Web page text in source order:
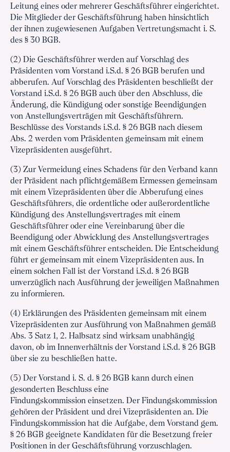
Leitung eines oder mehrerer Geschäftsführer eingerichtet.
Die Mitglieder der Geschäftsführung haben hinsichtlich
der ihnen zugewiesenen Aufgaben Vertretungsmacht i. S.
des § 30 BGB.
(2) Die Geschäftsführer werden auf Vorschlag des
Präsidenten vom Vorstand i.S.d. § 26 BGB berufen und
abberufen. Auf Vorschlag des Präsidenten beschließt der
Vorstand i.S.d. § 26 BGB auch über den Abschluss, die
Änderung, die Kündigung oder sonstige Beendigungen
von Anstellungsverträgen mit Geschäftsführern.
Beschlüsse des Vorstands i.S.d. § 26 BGB nach diesem
Abs. 2 werden vom Präsidenten gemeinsam mit einem
Vizepräsidenten ausgeführt.
(3) Zur Vermeidung eines Schadens für den Verband kann
der Präsident nach pflichtgemäßem Ermessen gemeinsam
mit einem Vizepräsidenten über die Abberufung eines
Geschäftsführers, die ordentliche oder außerordentliche
Kündigung des Anstellungsvertrages mit einem
Geschäftsführer oder eine Vereinbarung über die
Beendigung oder Abwicklung des Anstellungsvertrages
mit einem Geschäftsführer entscheiden. Die Entscheidung
führt er gemeinsam mit einem Vizepräsidenten aus. In
einem solchen Fall ist der Vorstand i.S.d. § 26 BGB
unverzüglich nach Ausführung der jeweiligen Maßnahmen
zu informieren.
(4) Erklärungen des Präsidenten gemeinsam mit einem
Vizepräsidenten zur Ausführung von Maßnahmen gemäß
Abs. 3 Satz 1, 2. Halbsatz sind wirksam unabhängig
davon, ob im Innenverhältnis der Vorstand i.S.d. § 26 BGB
über sie zu beschließen hatte.
(5) Der Vorstand i. S. d. § 26 BGB kann durch einen
gesonderten Beschluss eine
Findungskommission einsetzen. Der Findungskommission
gehören der Präsident und drei Vizepräsidenten an. Die
Findungskommission hat die Aufgabe, dem Vorstand gem.
§ 26 BGB geeignete Kandidaten für die Besetzung freier
Positionen in der Geschäftsführung vorzuschlagen.